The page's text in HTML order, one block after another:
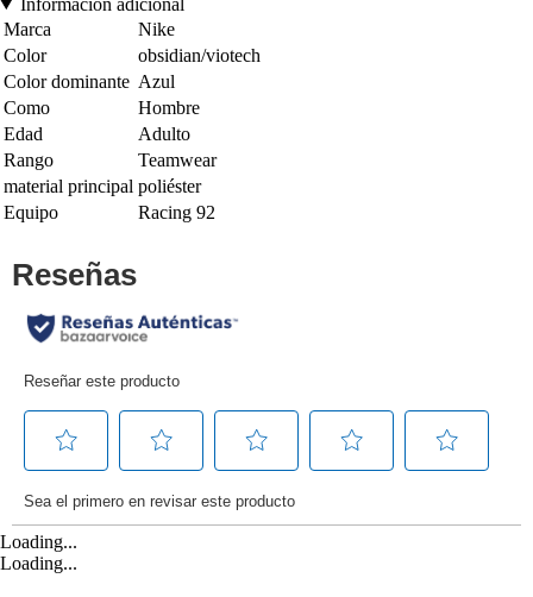
Información adicional
Marca
Nike
Color
obsidian/viotech
Color dominante Azul
Como
Hombre
Edad
Adulto
Rango
Teamwear
material principal poliéster
Equipo
Racing 92
Loading...
Loading...